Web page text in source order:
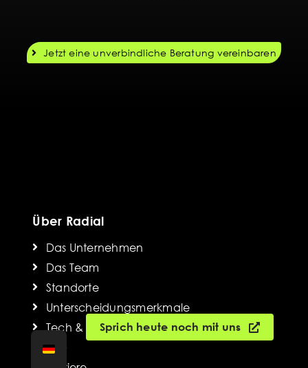
Jetzt eine unverbindliche Beratung vereinbaren
Über Radial
Das Unternehmen
Das Team
Standorte
Unterscheidungsmerkmale
Tech & AI Hub
ESG
Sprich heute noch mit uns